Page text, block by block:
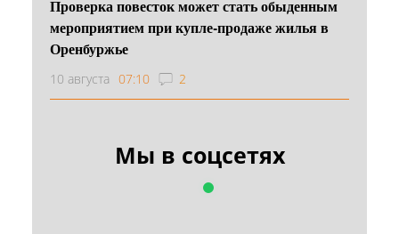
Проверка повесток может стать обыденным
мероприятием при купле-продаже жилья в
Оренбуржье
10 августа 07:10 2
Мы в соцсетях